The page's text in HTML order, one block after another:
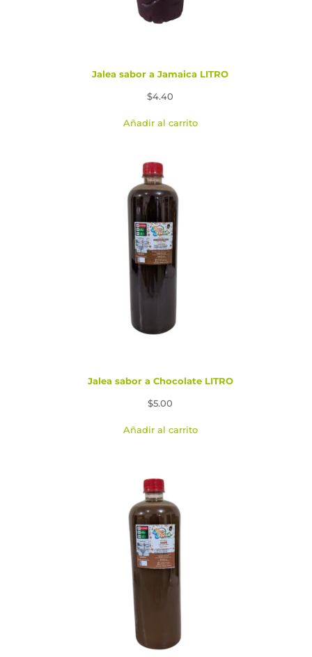
Jalea sabor a Jamaica LITRO
$4.40
Añadir al carrito
Jalea sabor a Chocolate LITRO
$5.00
Añadir al carrito